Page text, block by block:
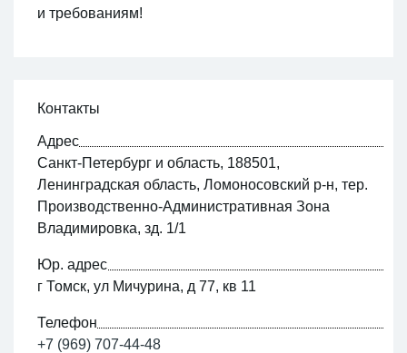
и требованиям!
Контакты
Адрес
Санкт-Петербург и область, 188501,
Ленинградская область, Ломоносовский р-н, тер.
Производственно-Административная Зона
Владимировка, зд. 1/1
Юр. адрес
г Томск, ул Мичурина, д 77, кв 11
Телефон
+7 (969) 707-44-48